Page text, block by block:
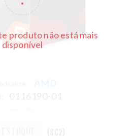
produto não está mais
disponível
AMD